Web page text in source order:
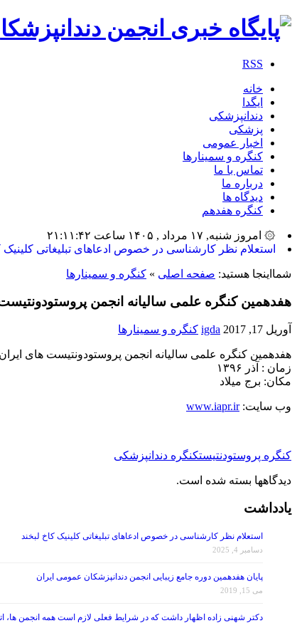
RSS
خانه
ایگدا
دندانپزشکی
پزشکی
اخبار عمومی
کنگره و سمینارها
تماس با ما
درباره ما
دیدگاه ها
کنگره هفدهم
۞ امروز شنبه, ۱۷ مرداد , ۱۴۰۵ ساعت ۲۱:۱۱:۴۲
استعلام نظر کارشناسی در خصوص ادعاهای تبلیغاتی کلینیک
شمااینجا هستید: صفحه اصلی » کنگره و سمینارها
هفدهمین کنگره علمی سالیانه انجمن
آوریل 17, 2017 igda کنگره و سمینارها
هفدهمین کنگره علمی سالیانه انجمن پروستودونتیست های ایران
زمان : آذر ۱۳۹۶
مکان: برج میلاد
وب سایت:www.iapr.ir
کنگره پروستودنتیستکنگره دندانپزشکی
دیدگاهها بسته شده است.
یادداشت
استعلام نظر کارشناسی در خصوص ادعاهای تبلیغاتی کلینیک کاخ لبخند
دسامبر 4, 2025
پایان هفدهمین دوره جامع زیبایی انجمن دندانپزشکان عمومی ایران
می 15, 2019
دکتر شهنی زاده اظهار داشت که در شرایط فعلی لازم است همه انجمن ها،